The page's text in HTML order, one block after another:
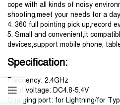
cope with all kinds of noisy
shooting,meet your needs for a
4. 360 full pointing pick up,record
5. Small and convenient,it
devices,support mobile phone,
Specification:
Frequency: 2.4GHz
Input voltage: DC4.8-5.4V
Charging port: for Lightning/for